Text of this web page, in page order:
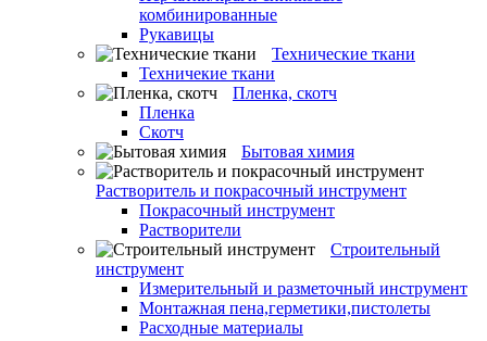
комбинированные
Рукавицы
Технические ткани
Техничекие ткани
Пленка, скотч
Пленка
Скотч
Бытовая химия
Растворитель и покрасочный инструмент
Покрасочный инструмент
Растворители
Строительный
инструмент
Измерительный и разметочный инструмент
Монтажная пена,герметики,пистолеты
Расходные материалы